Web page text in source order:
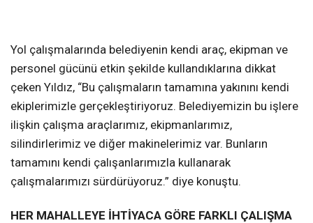
Yol çalışmalarında belediyenin kendi araç, ekipman ve
personel gücünü etkin şekilde kullandıklarına dikkat
çeken Yıldız, “Bu çalışmaların tamamına yakınını kendi
ekiplerimizle gerçekleştiriyoruz. Belediyemizin bu işlere
ilişkin çalışma araçlarımız, ekipmanlarımız,
silindirlerimiz ve diğer makinelerimiz var. Bunların
tamamını kendi çalışanlarımızla kullanarak
çalışmalarımızı sürdürüyoruz.” diye konuştu.
HER MAHALLEYE İHTİYACA GÖRE FARKLI ÇALIŞMA